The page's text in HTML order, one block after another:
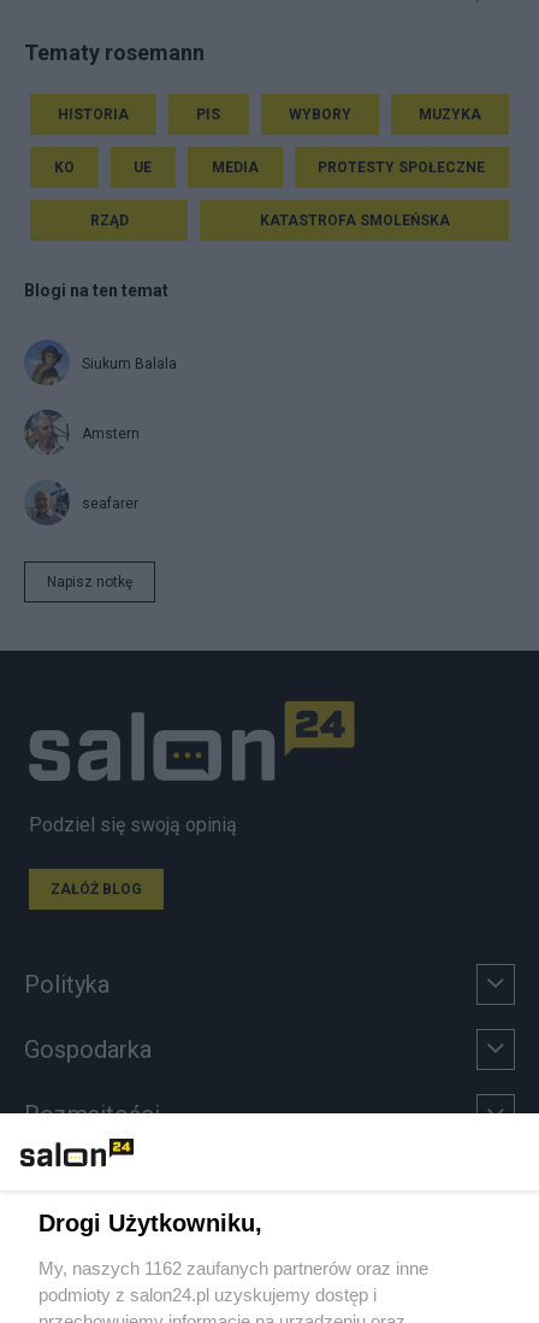
Tematy rosemann
HISTORIA PIS WYBORY MUZYKA
KO UE MEDIA PROTESTY SPOŁECZNE
RZĄD KATASTROFA SMOLEŃSKA
Blogi na ten temat
Siukum Balala
Amstern
seafarer
Napisz notkę
Podziel się swoją opinią
ZAŁÓŻ BLOG
Polityka
Gospodarka
Rozmaitości
Sport
Społeczeństwo
Drogi Użytkowniku,
My, naszych 1162 zaufanych partnerów oraz inne
podmioty z salon24.pl uzyskujemy dostęp i